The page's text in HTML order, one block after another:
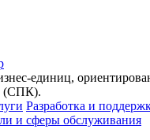
единиц,
(СПК).
Разработка и
и сферы обслуживания